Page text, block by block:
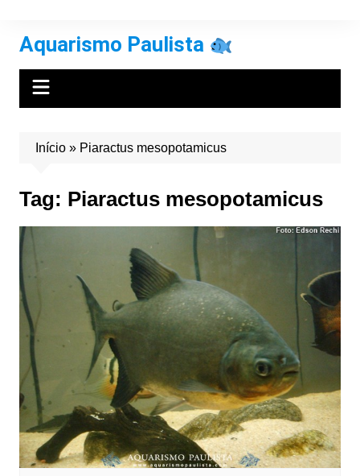
conteúdo
Aquarismo Paulista
Início» Piaractus mesopotamicus
Tag: Piaractus mesopotamicus